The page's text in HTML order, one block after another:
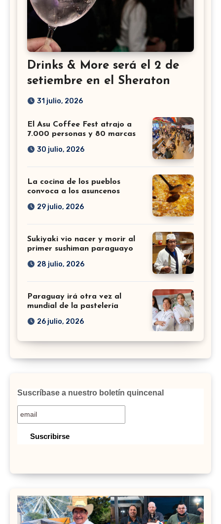
Drinks & More será el 2 de
setiembre en el Sheraton
31 julio, 2026
El Asu Coffee Fest atrajo a
7.000 personas y 80 marcas
30 julio, 2026
La cocina de los pueblos
convoca a los asuncenos
29 julio, 2026
Sukiyaki vio nacer y morir al
primer sushiman paraguayo
28 julio, 2026
Paraguay irá otra vez al
mundial de la pastelería
26 julio, 2026
Suscríbase a nuestro boletín quincenal